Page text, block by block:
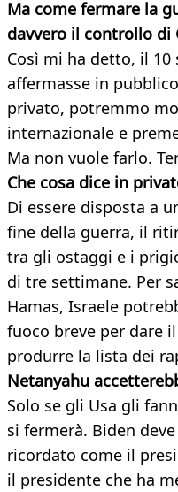
Ma come fermare la
davvero il controllo di
Così mi ha detto, il 10
affermasse in
privato, potremmo
internazionale e
Ma non vuole farlo.
Che cosa dice in
Di essere disposta a
fine della guerra, il
tra gli ostaggi e i
di tre settimane. Per
Hamas, Israele
fuoco breve per dare
produrre la lista dei
Netanyahu
Solo se gli Usa gli
si fermerà. Biden
ricordato come il
il presidente che ha